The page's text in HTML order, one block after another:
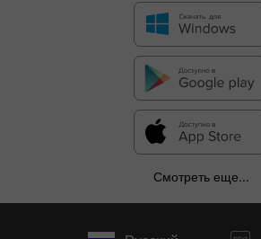
Смотреть еще...